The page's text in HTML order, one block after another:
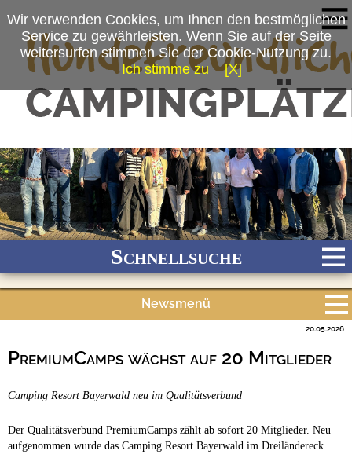
Schnellsuche
Ganzjährig geöffnet
Newsmenü
Campingplätze
Camping & Caravan
Touristik
PremiumCamps wächst auf 20 Mitglieder
20.05.2026
Camping Resort Bayerwald neu im Qualitätsverbund
Der Qualitätsverbund PremiumCamps zählt ab sofort 20 Mitglieder. Neu
aufgenommen wurde das Camping Resort Bayerwald im Dreiländereck
Wir verwenden Cookies, um Ihnen den bestmöglichen
Service zu gewährleisten. Wenn Sie auf der Seite
weitersurfen stimmen Sie der Cookie-Nutzung zu.
Ich stimme zu
[X]